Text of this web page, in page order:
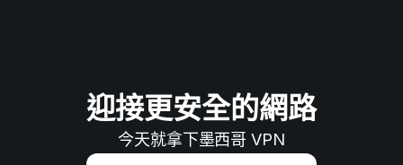
迎接更安全的網路
今天就拿下墨西哥 VPN